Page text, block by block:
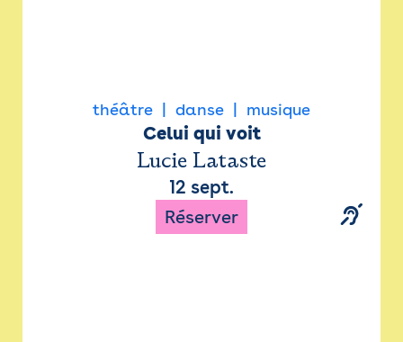
théâtre danse musique
Celui qui voit
Lucie Lataste
12 sept.
Réserver